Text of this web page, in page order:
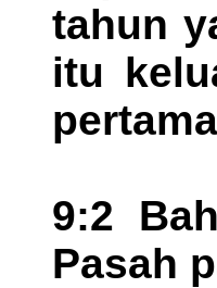
tahun
itu
9:2
Pasah